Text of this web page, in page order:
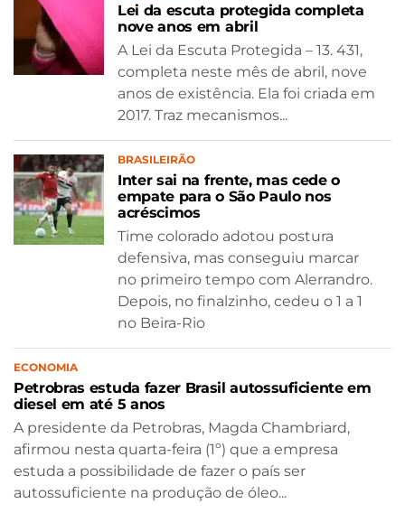
Lei da escuta protegida completa
nove anos em abril
A Lei da Escuta Protegida – 13. 431,
completa neste mês de abril, nove
anos de existência. Ela foi criada em
2017. Traz mecanismos...
BRASILEIRÃO
Inter sai na frente, mas cede o
empate para o São Paulo nos
acréscimos
Time colorado adotou postura
defensiva, mas conseguiu marcar
no primeiro tempo com Alerrandro.
Depois, no finalzinho, cedeu o 1 a 1
no Beira-Rio
ECONOMIA
Petrobras estuda fazer Brasil autossuficiente em
diesel em até 5 anos
A presidente da Petrobras, Magda Chambriard,
afirmou nesta quarta-feira (1º) que a empresa
estuda a possibilidade de fazer o país ser
autossuficiente na produção de óleo...